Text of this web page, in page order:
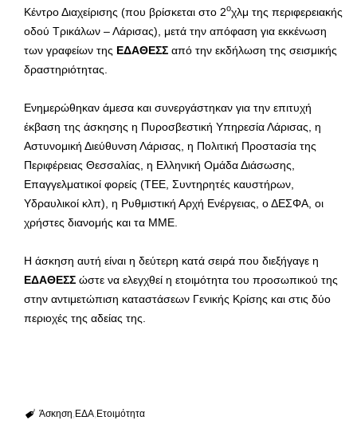
Κέντρο Διαχείρισης (που βρίσκεται στο 2οχλμ της περιφερειακής
οδού Τρικάλων – Λάρισας), μετά την απόφαση για εκκένωση
των γραφείων της ΕΔΑΘΕΣΣ από την εκδήλωση της σεισμικής
δραστηριότητας.
Ενημερώθηκαν άμεσα και συνεργάστηκαν για την επιτυχή
έκβαση της άσκησης η Πυροσβεστική Υπηρεσία Λάρισας, η
Αστυνομική Διεύθυνση Λάρισας, η Πολιτική Προστασία της
Περιφέρειας Θεσσαλίας, η Ελληνική Ομάδα Διάσωσης,
Επαγγελματικοί φορείς (ΤΕΕ, Συντηρητές καυστήρων,
Υδραυλικοί κλπ), η Ρυθμιστική Αρχή Ενέργειας, ο ΔΕΣΦΑ, οι
χρήστες διανομής και τα ΜΜΕ.
Η άσκηση αυτή είναι η δεύτερη κατά σειρά που διεξήγαγε η
ΕΔΑΘΕΣΣ ώστε να ελεγχθεί η ετοιμότητα του προσωπικού της
στην αντιμετώπιση καταστάσεων Γενικής Κρίσης και στις δύο
περιοχές της αδείας της.
Άσκηση ΕΔΑ Ετοιμότητα